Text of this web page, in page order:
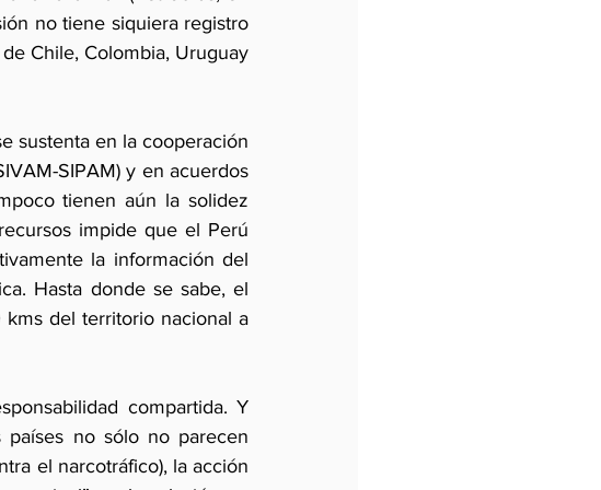
no tiene siquiera registro
Chile, Colombia, Uruguay
sustenta en la cooperación
SIPAM) y en acuerdos
tienen aún la solidez
impide que el Perú
la información del
Hasta donde se sabe, el
del territorio nacional a
compartida. Y
países no sólo no parecen
el narcotráfico), la acción